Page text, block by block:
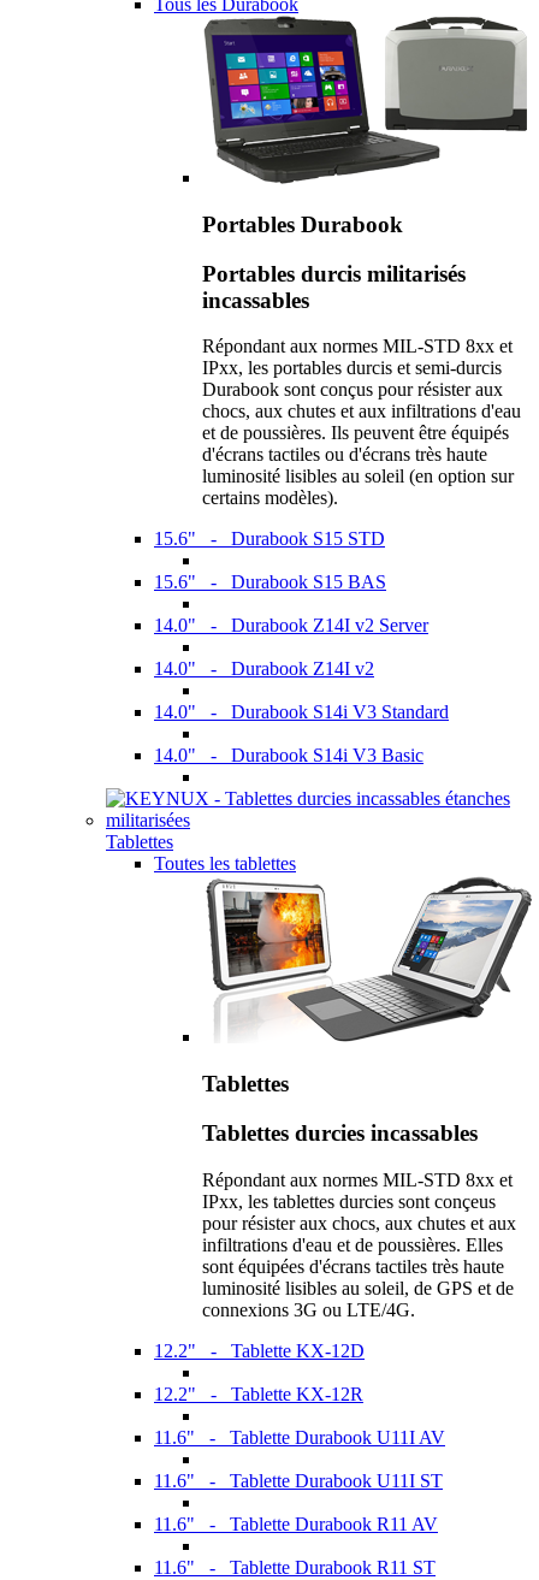
Tous les Durabook
Portables Durabook
Portables durcis militarisés
incassables
Répondant aux normes MIL-STD 8xx et
IPxx, les portables durcis et semi-durcis
Durabook sont conçus pour résister aux
chocs, aux chutes et aux infiltrations d'eau
et de poussières. Ils peuvent être équipés
d'écrans tactiles ou d'écrans très haute
luminosité lisibles au soleil (en option sur
certains modèles).
15.6" - Durabook S15 STD
15.6" - Durabook S15 BAS
14.0" - Durabook Z14I v2 Server
14.0" - Durabook Z14I v2
14.0" - Durabook S14i V3 Standard
14.0" - Durabook S14i V3 Basic
Tablettes
Toutes les tablettes
Tablettes
Tablettes durcies incassables
Répondant aux normes MIL-STD 8xx et
IPxx, les tablettes durcies sont conçeus
pour résister aux chocs, aux chutes et aux
infiltrations d'eau et de poussières. Elles
sont équipées d'écrans tactiles très haute
luminosité lisibles au soleil, de GPS et de
connexions 3G ou LTE/4G.
12.2" - Tablette KX-12D
12.2" - Tablette KX-12R
11.6" - Tablette Durabook U11I AV
11.6" - Tablette Durabook U11I ST
11.6" - Tablette Durabook R11 AV
11.6" - Tablette Durabook R11 ST